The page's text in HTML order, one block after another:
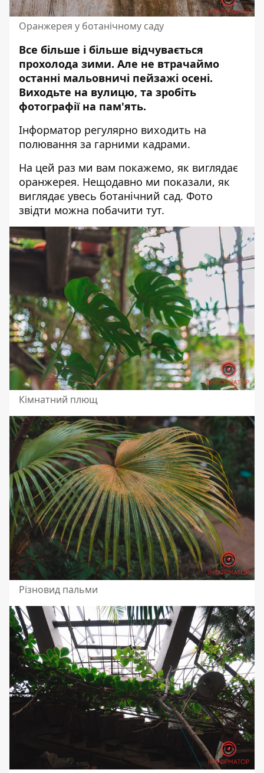
Оранжерея у ботанічному саду
Все більше і більше відчувається
прохолода зими. Але не втрачаймо
останні мальовничі пейзажі осені.
Виходьте на вулицю, та зробіть
фотографіїна пам'ять.
Інформатор регулярно виходить на
полювання за гарними кадрами.
На цей раз ми вам покажемо, як виглядає
оранжерея. Нещодавно ми показали, як
виглядає увесь ботанічний сад. Фото
звідти можна побачити тут.
Кімнатний плющ
Різновид пальми